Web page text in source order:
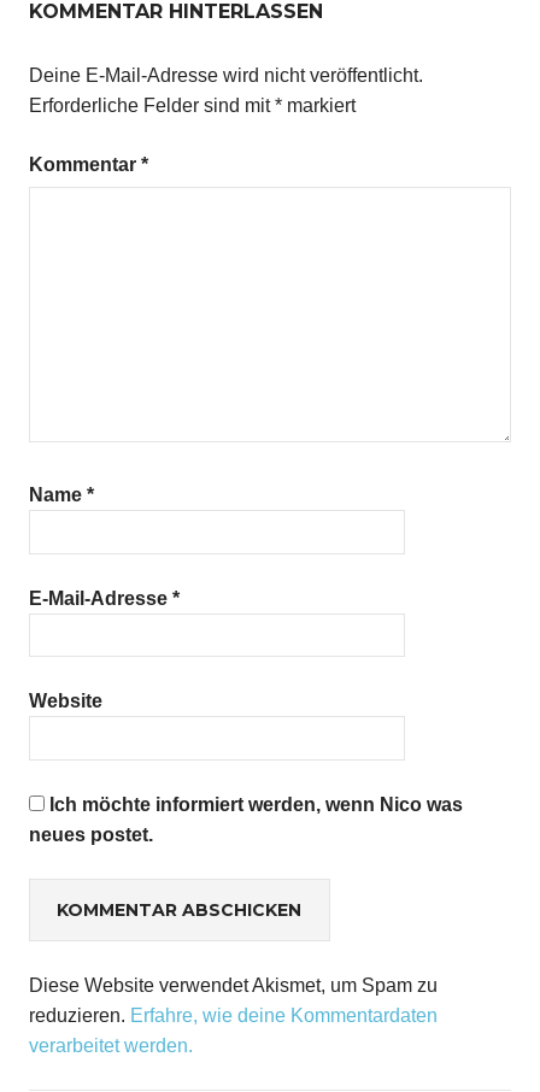
KOMMENTAR HINTERLASSEN
Deine E-Mail-Adresse wird nicht veröffentlicht.
Erforderliche Felder sind mit* markiert
Kommentar *
Name *
E-Mail-Adresse *
Website
Ich möchte informiert werden, wenn Nico was
neues postet.
Diese Website verwendet Akismet, um Spam zu
reduzieren. Erfahre, wie deine Kommentardaten
verarbeitet werden.